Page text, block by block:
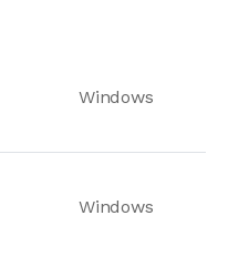
Windows
Windows